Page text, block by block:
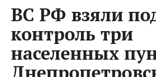
ВС РФ взяли
контроль три
населенных